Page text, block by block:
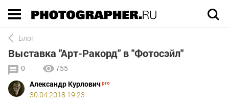
Блог
Выставка "Арт-Ракорд" в "Фотосэйл"
0
755
Александр Курлович
30.04.2018 19:23